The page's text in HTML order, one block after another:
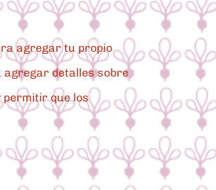
agregar tu propio
agregar detalles sobre
que los